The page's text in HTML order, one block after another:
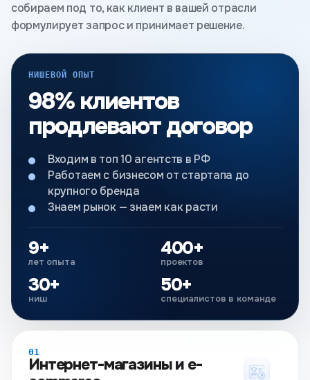
собираем под то, как клиент в вашей отрасли
формулирует запрос и принимает решение.
НИШЕВОЙ ОПЫТ
98% клиентов
продлевают договор
Входим в топ 10 агентств в РФ
Работаем с бизнесом от стартапа до
крупного бренда
Знаем рынок — знаем как расти
9+
лет опыта
400+
проектов
30+
ниш
50+
специалистов в команде
01
Интернет-магазины и e-